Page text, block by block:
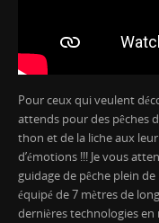
Pour ceux qui veulent
attends pour des pêches
thon et de la liche aux
d’émotions !!! Je vous
guidage de pêche plein
équipé de 7 mètres de
dernières technologies en